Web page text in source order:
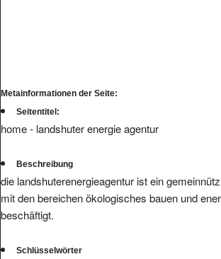
Metainformationen der Seite:
Seitentitel:
home - landshuter energie agentur
Beschreibung
die landshuterenergieagentur ist ein
mit den bereichen ökologisches bauen und
beschäftigt.
Schlüsselwörter